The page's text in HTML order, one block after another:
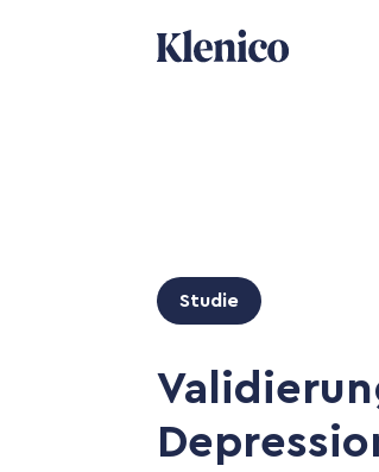
Studie